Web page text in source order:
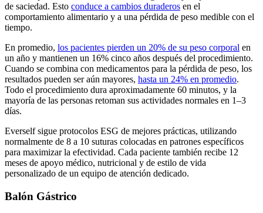
de saciedad. Esto conduce a cambios duraderos en el
comportamiento alimentario y a una pérdida de peso medible con el
tiempo.
En promedio, los pacientes pierden un 20% de su peso corporal en
un año y mantienen un 16% cinco años después del procedimiento.
Cuando se combina con medicamentos para la pérdida de peso, los
resultados pueden ser aún mayores, hasta un 24% en promedio.
Todo el procedimiento dura aproximadamente 60 minutos, y la
mayoría de las personas retoman sus actividades normales en 1–3
días.
Everself sigue protocolos ESG de mejores prácticas, utilizando
normalmente de 8 a 10 suturas colocadas en patrones específicos
para maximizar la efectividad. Cada paciente también recibe 12
meses de apoyo médico, nutricional y de estilo de vida
personalizado de un equipo de atención dedicado.
Balón Gástrico